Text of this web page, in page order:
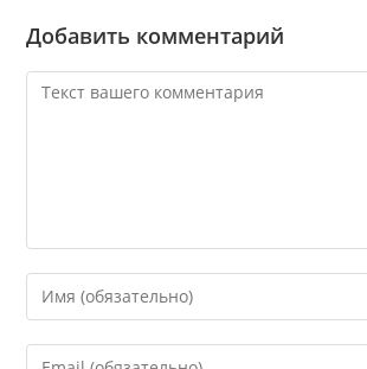
Добавить комментарий